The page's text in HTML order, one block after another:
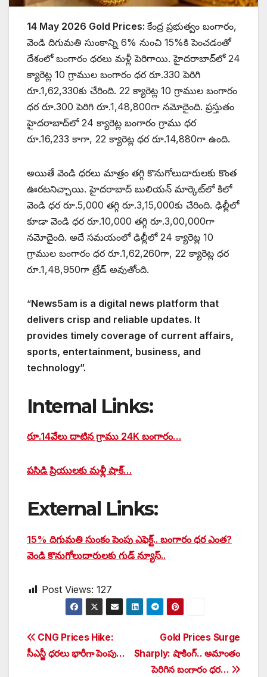
14 May 2026 Gold Prices: కేంద్ర ప్రభుత్వం బంగారం,
వెండి దిగుమతి సుంకాన్ని 6% నుంచి 15%కి పెంచడంతో
దేశంలో బంగారం ధరలు మళ్లీ పెరిగాయి. హైదరాబాద్‌లో 24
క్యారెట్ల 10 గ్రాముల బంగారం ధర రూ.330 పెరిగి
రూ.1,62,330కు చేరింది. 22 క్యారెట్ల 10 గ్రాముల బంగారం
ధర రూ.300 పెరిగి రూ.1,48,800గా నమోదైంది. ప్రస్తుతం
హైదరాబాద్‌లో 24 క్యారెట్ల బంగారం గ్రాము ధర
రూ.16,233 కాగా, 22 క్యారెట్ల ధర రూ.14,880గా ఉంది.
అయితే వెండి ధరలు మాత్రం తగ్గి కొనుగోలుదారులకు కొంత
ఊరటనిచ్చాయి. హైదరాబాద్ బులియన్ మార్కెట్‌లో కిలో
వెండి ధర రూ.5,000 తగ్గి రూ.3,15,000కు చేరింది. ఢిల్లీలో
కూడా వెండి ధర రూ.10,000 తగ్గి రూ.3,00,000గా
నమోదైంది. అదే సమయంలో ఢిల్లీలో 24 క్యారెట్ల 10
గ్రాముల బంగారం ధర రూ.1,62,260గా, 22 క్యారెట్ల ధర
రూ.1,48,950గా ట్రేడ్ అవుతోంది.
“News5am is a digital news platform that
delivers crisp and reliable updates. It
provides timely coverage of current affairs,
sports, entertainment, business, and
technology”.
Internal Links:
రూ.14వేలు దాటిన గ్రాము 24K బంగారం…
పసిడి ప్రియులకు మళ్లీ షాక్…
External Links:
15% దిగుమతి సుంకం పెంపు ఎఫెక్ట్.. బంగారం ధర ఎంత?
వెండి కొనుగోలుదారులకు గుడ్ న్యూస్..
Post Views: 127
Post
navigation
Gold Prices Surge
Sharply: షాకింగ్‌.. అమాంతం
పెరిగిన బంగారం ధర…
CNG Prices Hike:
సీఎన్జీ ధరలు భారీగా పెంపు…